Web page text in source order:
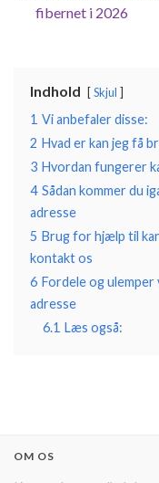
fibernet i 2026
Indhold Skjul
1 Vi anbefaler disse:
2 Hvad er kan jeg få
3 Hvordan fungerer
4 Sådan kommer du
adresse
5 Brug for hjælp til
kontakt os
6 Fordele og ulemper
adresse
6.1 Læs også:
OM OS